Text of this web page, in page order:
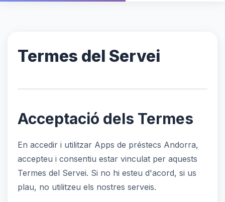
Termes del Servei
Acceptació dels Termes
En accedir i utilitzar Apps de préstecs Andorra,
accepteu i consentiu estar vinculat per aquests
Termes del Servei. Si no hi esteu d'acord, si us
plau, no utilitzeu els nostres serveis.